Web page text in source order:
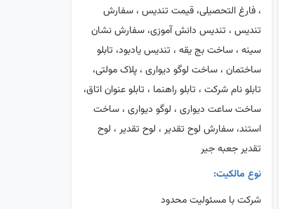
، فارغ التحصیلی، قیمت تندیس ، سفارش
تندیس ، تندیس دانش آموزی، سفارش نشان
سینه ، ساخت بج یقه ، تندیس یادبود، تابلو
ساختمان ، ساخت لوگو دیواری ، پلاک مولتی،
تابلو نام شرکت ، تابلو راهنما ، تابلو عنوان اتاق،
ساخت ساعت دیواری ، لوگو دیواری ، ساخت
استند، سفارش لوح تقدیر ، لوح تقدیر ، لوح
تقدیر جعبه جیر
نوع مالکیت:
شرکت با مسئولیت محدود